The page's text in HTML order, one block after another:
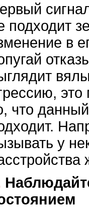
подходит
в
это
что
у